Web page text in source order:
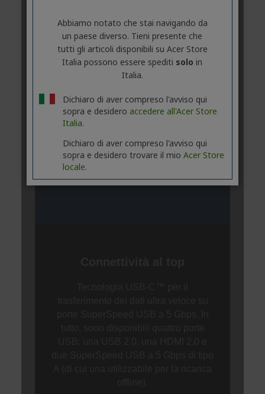
Abbiamo notato che stai navigando da
un paese diverso. Tieni presente che
tutti gli articoli disponibili su Acer Store
Italia possono essere spediti solo in
Italia.
Dichiaro di aver compreso l'avviso qui
sopra e desidero accedere all'Acer Store
Italia.
Dichiaro di aver compreso l'avviso qui
sopra e desidero trovare il mio Acer Store
locale.